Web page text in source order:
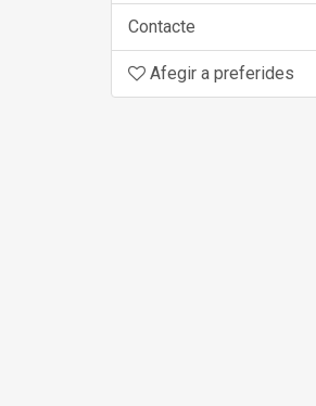
Contacte
Afegir a preferides